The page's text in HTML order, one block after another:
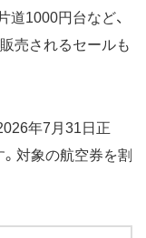
道1000円台など、
売されるセールも
年7月31日正
対象の航空券を割